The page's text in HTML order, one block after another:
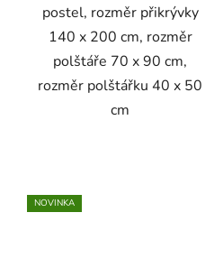
postel, rozměr přikrývky
140 x 200 cm, rozměr
polštáře 70 x 90 cm,
rozměr polštářku 40 x 50
cm
NOVINKA